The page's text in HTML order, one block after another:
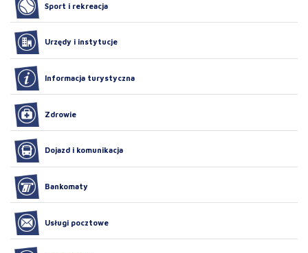
Sport i rekreacja
Urzędy i instytucje
Informacja turystyczna
Zdrowie
Dojazd i komunikacja
Bankomaty
Usługi pocztowe